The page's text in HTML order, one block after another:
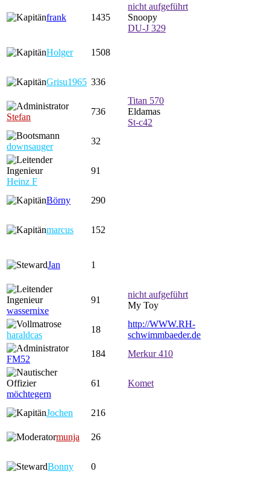
frank 1435
nicht aufgeführt
Snoopy
DU-J 329
Holger 1508
Grisu1965 336
Stefan
736
Titan 570
Eldamas
St-c42
downsauger
32
Heinz F
91
Börny 290
marcus 152
Jan 1
wassernixe
91
nicht aufgeführt
My Toy
haraldcas
18
http://WWW.RH-
schwimmbaeder.de
FM52
184 Merkur 410
möchtegern
61 Komet
Jochen 216
munja 26
Bonny 0